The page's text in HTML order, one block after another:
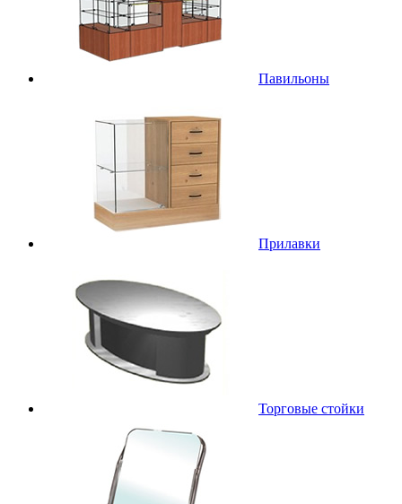
Павильоны
Прилавки
Торговые стойки